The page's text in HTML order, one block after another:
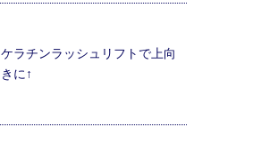
ケラチンラッシュリフトで上向
きに↑